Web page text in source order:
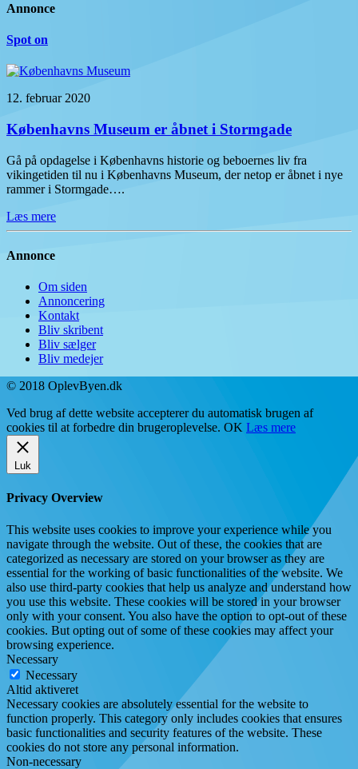
Annonce
Spot on
12. februar 2020
Københavns Museum er åbnet i Stormgade
Gå på opdagelse i Københavns historie og beboernes liv fra
vikingetiden til nu i Københavns Museum, der netop er åbnet i nye
rammer i Stormgade….
Læs mere
Annonce
Om siden
Annoncering
Kontakt
Bliv skribent
Bliv sælger
Bliv medejer
© 2018 OplevByen.dk
Ved brug af dette website accepterer du automatisk brugen af
cookies til at forbedre din brugeroplevelse. OK Læs mere
Luk
Privacy Overview
This website uses cookies to improve your experience while you
navigate through the website. Out of these, the cookies that are
categorized as necessary are stored on your browser as they are
essential for the working of basic functionalities of the website. We
also use third-party cookies that help us analyze and understand how
you use this website. These cookies will be stored in your browser
only with your consent. You also have the option to opt-out of these
cookies. But opting out of some of these cookies may affect your
browsing experience.
Necessary
Necessary
Altid aktiveret
Necessary cookies are absolutely essential for the website to
function properly. This category only includes cookies that ensures
basic functionalities and security features of the website. These
cookies do not store any personal information.
Non-necessary